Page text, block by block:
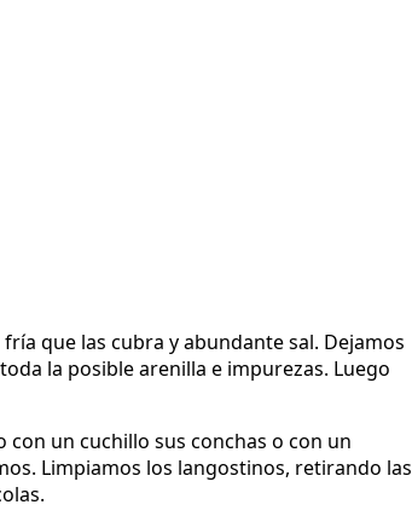
que las cubra y abundante sal. Dejamos
la posible arenilla e impurezas. Luego
un cuchillo sus conchas o con un
Limpiamos los langostinos, retirando las